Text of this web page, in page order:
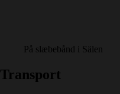
På slæbebånd i Sälen
Transport